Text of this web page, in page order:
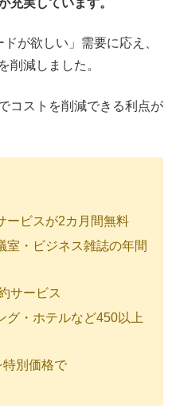
充実しています。
が欲しい」需要に応え、
削減しました。
コストを削減できる利点が
ービスが2カ月間無料
室・ビジネス雑誌の年間
サービス
グ・ホテルなど450以上
別価格で